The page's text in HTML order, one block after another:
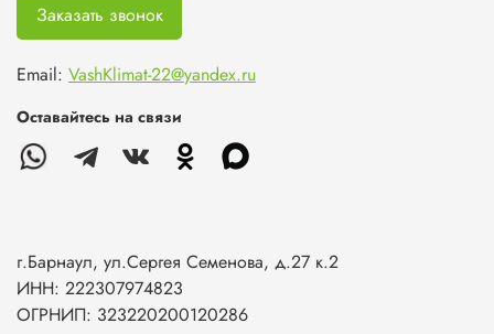
Заказать звонок
Email: VashKlimat-22@yandex.ru
Оставайтесь на связи
г.Барнаул, ул.Сергея Семенова, д.27 к.2
ИНН: 222307974823
ОГРНИП: 323220200120286